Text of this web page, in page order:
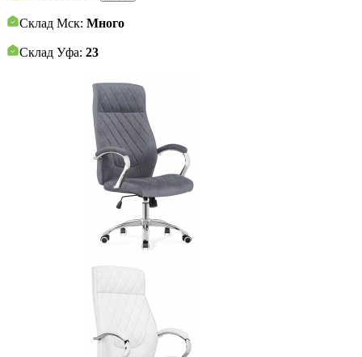
Склад Мск: Много
Склад Уфа: 23